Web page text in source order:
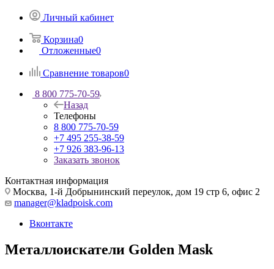
Личный кабинет
Корзина0
Отложенные0
Сравнение товаров0
8 800 775-70-59
Назад
Телефоны
8 800 775-70-59
+7 495 255-38-59
+7 926 383-96-13
Заказать звонок
Контактная информация
Москва, 1-й Добрынинский переулок, дом 19 стр 6, офис 2
manager@kladpoisk.com
Вконтакте
Металлоискатели Golden Mask